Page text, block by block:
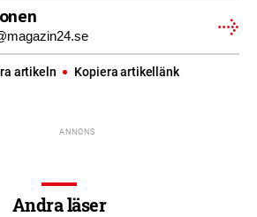
artikeln Kopiera artikellänk
Andra läser